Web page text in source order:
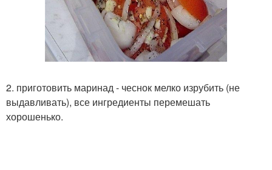
2. приготовить маринад - чеснок мелко изрубить (не
выдавливать), все ингредиенты перемешать
хорошенько.